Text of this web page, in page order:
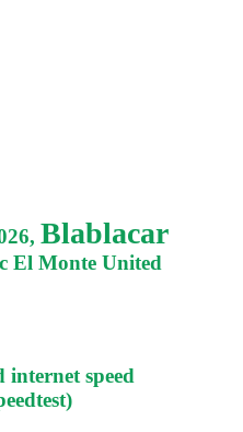
Blablacar
El Monte United
internet speed